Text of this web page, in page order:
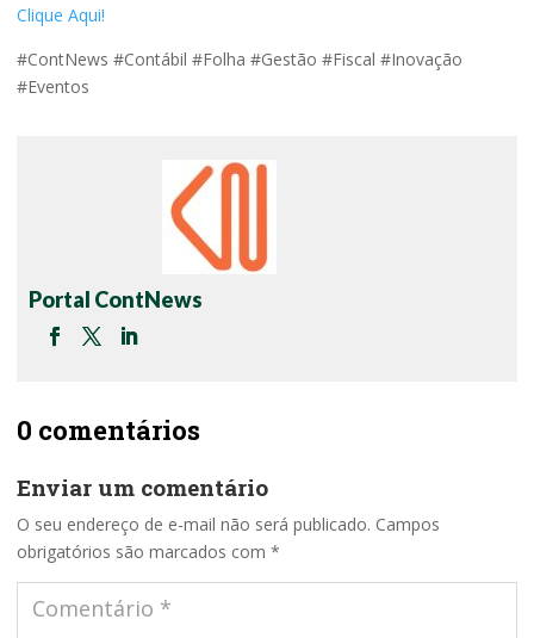
Clique Aqui!
#ContNews #Contábil #Folha #Gestão #Fiscal #Inovação
#Eventos
Portal ContNews
0 comentários
Enviar um comentário
O seu endereço de e-mail não será publicado. Campos
obrigatórios são marcados com *